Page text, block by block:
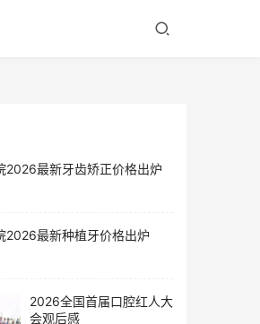
2026最新牙齿矫正价格出炉
2026最新种植牙价格出炉
2026全国首届口腔红人大
会观后感